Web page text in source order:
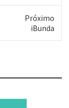
Próximo
iBunda